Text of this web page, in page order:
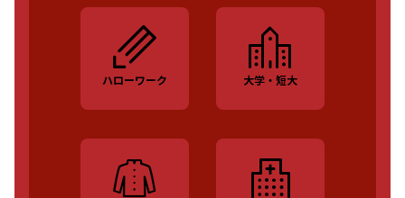
ハローワーク 大学・短大